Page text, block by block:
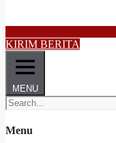
KIRIM BERITA
MENU
Menu